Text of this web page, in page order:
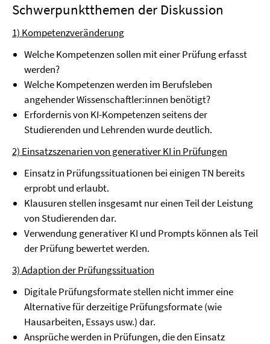
Schwerpunktthemen der Diskussion
1) Kompetenzveränderung
Welche Kompetenzen sollen mit einer Prüfung erfasst
werden?
Welche Kompetenzen werden im Berufsleben
angehender Wissenschaftler:innen benötigt?
Erfordernis von KI-Kompetenzen seitens der
Studierenden und Lehrenden wurde deutlich.
2) Einsatzszenarien von generativer KI in Prüfungen
Einsatz in Prüfungssituationen bei einigen TN bereits
erprobt und erlaubt.
Klausuren stellen insgesamt nur einen Teil der Leistung
von Studierenden dar.
Verwendung generativer KI und Prompts können als Teil
der Prüfung bewertet werden.
3) Adaption der Prüfungssituation
Digitale Prüfungsformate stellen nicht immer eine
Alternative für derzeitige Prüfungsformate (wie
Hausarbeiten, Essays usw.) dar.
Ansprüche werden in Prüfungen, die den Einsatz